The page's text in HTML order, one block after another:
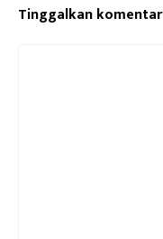
Tinggalkan komentar